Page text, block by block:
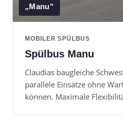
„Manu“
MOBILER SPÜLBUS
Spülbus Manu
Claudias baugleiche
parallele Einsätze ohne
können. Maximale